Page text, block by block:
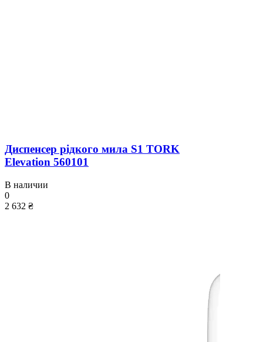
Диспенсер рідкого мила S1 TORK
Elevation 560101
В наличии
0
2 632 ₴